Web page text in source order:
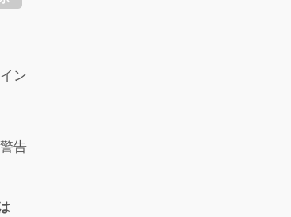
ン
告